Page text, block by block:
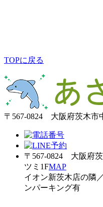
TOPに戻る
〒567-0824 大阪府茨木市
〒567-0824 大阪府
ツミ1FMAP
イオン新茨木店の隣
ンパーキング有